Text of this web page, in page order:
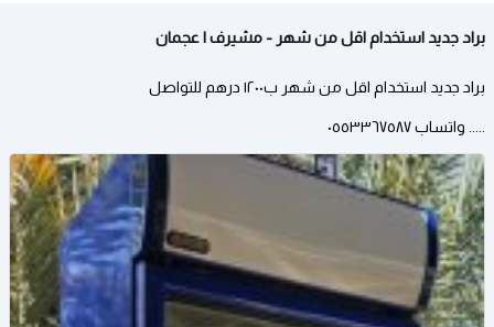
براد جديد استخدام اقل من شهر - مشيرف | عجمان
براد جديد استخدام اقل من شهر ب١٢٠٠ درهم للتواصل
..... واتساب ٠٥٥٣٣٦٧٥٨٧